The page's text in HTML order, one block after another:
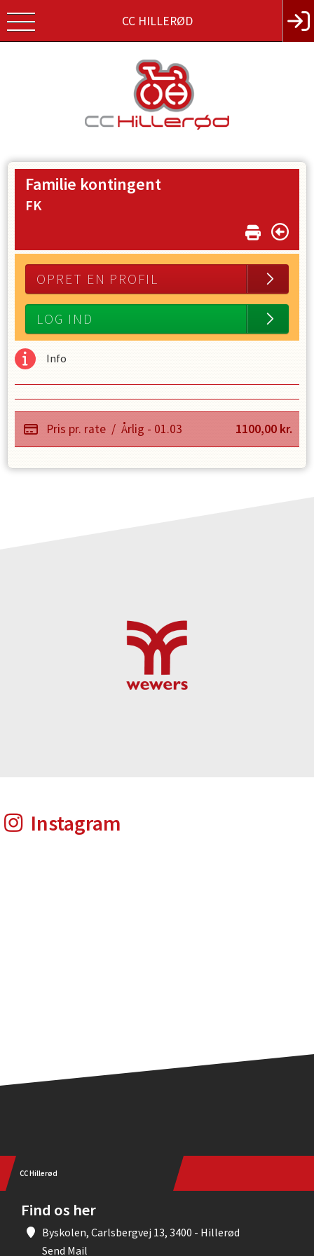
CC HILLERØD
Familie kontingent
FK
OPRET EN PROFIL
LOG IND
Info
Pris pr. rate / Årlig - 01.03 1100,00 kr.
Instagram
CC Hillerød
Find os her
Byskolen, Carlsbergvej 13, 3400 - Hillerød
Send Mail